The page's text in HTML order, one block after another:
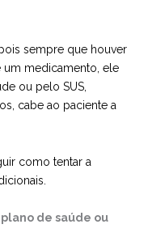
sempre que houver
medicamento, ele
ou pelo SUS,
cabe ao paciente a
como tentar a
de saúde ou